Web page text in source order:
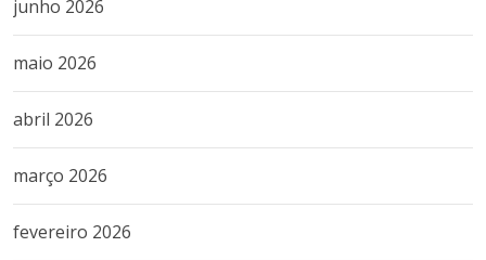
junho 2026
maio 2026
abril 2026
março 2026
fevereiro 2026